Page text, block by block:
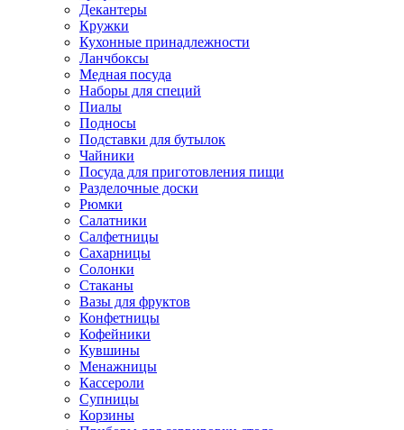
Декантеры
Кружки
Кухонные принадлежности
Ланчбоксы
Медная посуда
Наборы для специй
Пиалы
Подносы
Подставки для бутылок
Чайники
Посуда для приготовления пищи
Разделочные доски
Рюмки
Салатники
Салфетницы
Сахарницы
Солонки
Стаканы
Вазы для фруктов
Конфетницы
Кофейники
Кувшины
Менажницы
Кассероли
Супницы
Корзины